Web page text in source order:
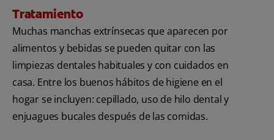
Tratamiento
Muchas manchas extrínsecas que aparecen por
alimentos y bebidas se pueden quitar con las
limpiezas dentales habituales y con cuidados en
casa. Entre los buenos hábitos de higiene en el
hogar se incluyen: cepillado, uso de hilo dental y
enjuagues bucales después de las comidas.